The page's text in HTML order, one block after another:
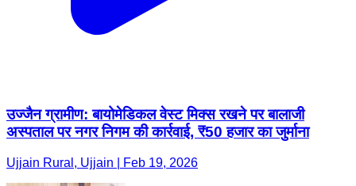
उज्जैन ग्रामीण: बायोमेडिकल वेस्ट मिक्स रखने पर बालाजी
अस्पताल पर नगर निगम की कार्रवाई, ₹50 हजार का जुर्माना
Ujjain Rural, Ujjain | Feb 19, 2026